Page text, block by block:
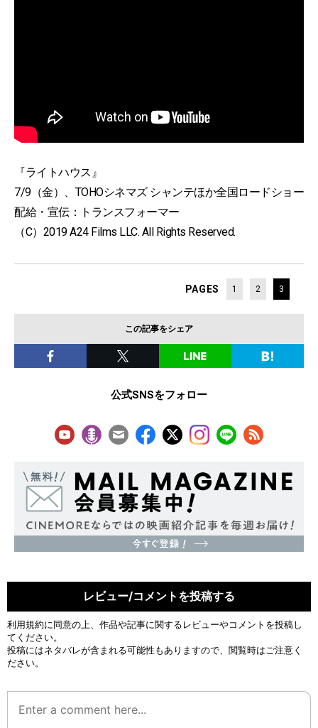
『ライトハウス』
7/9（金）、TOHOシネマズ シャンテほか全国ロードショー
配給・宣伝：トランスフォーマー
（C）2019 A24 Films LLC. All Rights Reserved.
PAGES 1 2 3
この記事をシェア
公式SNSをフォロー
レビュー/コメントを投稿する
利用規約に同意の上、作品や記事に関するレビューやコメントを投稿し
てください。
投稿にはネタバレが含まれる可能性もありますので、閲覧時はご注意く
ださい。